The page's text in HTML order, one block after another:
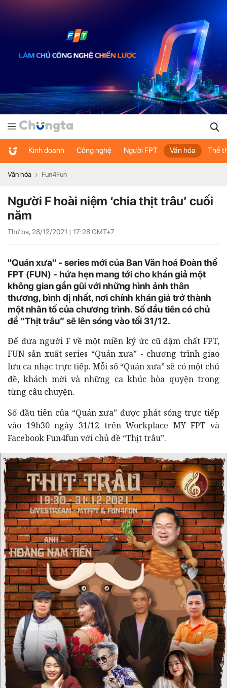
Kinh doanh Công nghệ Người FPT Văn hóa Thể
Văn hóa Fun4Fun
Người F hoài niệm ‘chia thịt trâu’ cuối
năm
Thứ ba, 28/12/2021 | 17:28GMT+7
"Quán xưa" - series mới của Ban Văn hoá Đoàn thể
FPT (FUN) - hứa hẹn mang tới cho khán giả một
không gian gần gũi với những hình ảnh thân
thương, bình dị nhất, nơi chính khán giả trở thành
một nhân tố của chương trình. Số đầu tiên có chủ
đề “Thịt trâu” sẽ lên sóng vào tối 31/12.
Để đưa người F về một miền ký ức cũ đậm chất FPT,
FUN sản xuất series “Quán xưa” - chương trình giao
lưu ca nhạc trực tiếp. Mỗi số “Quán xưa” sẽ có một chủ
đề, khách mời và những ca khúc hòa quyện trong
từng câu chuyện.
Số đầu tiên của “Quán xưa” được phát sóng trực tiếp
vào 19h30 ngày 31/12 trên Workplace MY FPT và
Facebook Fun4fun với chủ đề “Thịt trâu”.